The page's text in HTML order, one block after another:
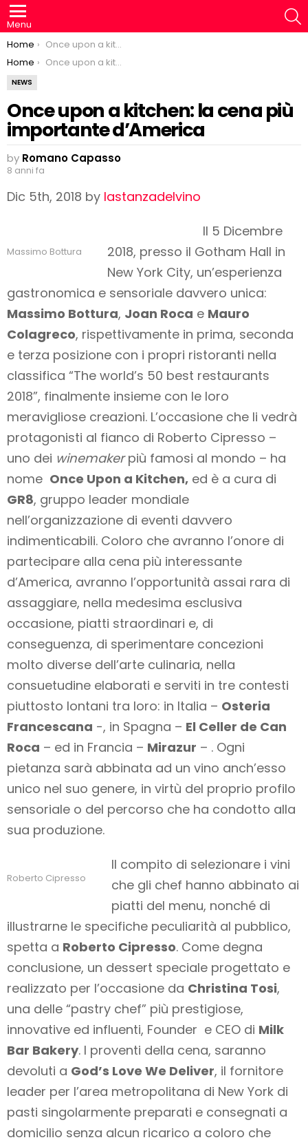
Menu
You are here:
Home
Once upon a kitchen: la cena più importante d’America
You are here:
Home Once upon a kitchen: la cena più importante d’America
NEWS
Once upon a kitchen: la cena più
importante d’America
by Romano Capasso
8 anni fa
Dic 5th, 2018 by lastanzadelvino
Massimo Bottura
Il 5 Dicembre
2018, presso il Gotham Hall in
New York City, un’esperienza
gastronomica e sensoriale davvero unica:
Massimo Bottura, Joan Roca e Mauro
Colagreco, rispettivamente in prima, seconda
e terza posizione con i propri ristoranti nella
classifica “The world’s 50 best restaurants
2018”, finalmente insieme con le loro
meravigliose creazioni. L’occasione che li vedrà
protagonisti al fianco di Roberto Cipresso –
uno dei winemakerpiù famosi al mondo – ha
nome Once Upon a Kitchen, ed è a cura di
GR8, gruppo leader mondiale
nell’organizzazione di eventi davvero
indimenticabili. Coloro che avranno l’onore di
partecipare alla cena più interessante
d’America, avranno l’opportunità assai rara di
assaggiare, nella medesima esclusiva
occasione, piatti straordinari e, di
conseguenza, di sperimentare concezioni
molto diverse dell’arte culinaria, nella
consuetudine elaborati e serviti in tre contesti
piuttosto lontani tra loro: in Italia – Osteria
Francescana -, in Spagna – El Celler de Can
Roca – ed in Francia – Mirazur – . Ogni
pietanza sarà abbinata ad un vino anch’esso
unico nel suo genere, in virtù del proprio profilo
sensoriale o del percorso che ha condotto alla
sua produzione.
Roberto Cipresso
Il compito di selezionare i vini
che gli chef hanno abbinato ai
piatti del menu, nonché di
illustrarne le specifiche peculiarità al pubblico,
spetta a Roberto Cipresso. Come degna
conclusione, un dessert speciale progettato e
realizzato per l’occasione da Christina Tosi,
una delle “pastry chef” più prestigiose,
innovative ed influenti, Founder e CEO di Milk
Bar Bakery. I proventi della cena, saranno
devoluti a God’s Love We Deliver, il fornitore
leader per l’area metropolitana di New York di
pasti singolarmente preparati e consegnati a
domicilio senza alcun ricarico a coloro che